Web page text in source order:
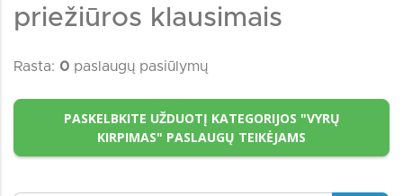
priežiūros klausimais
Rasta: 0 paslaugų pasiūlymų
PASKELBKITE UŽDUOTĮ KATEGORIJOS "VYRŲ
KIRPIMAS" PASLAUGŲ TEIKĖJAMS